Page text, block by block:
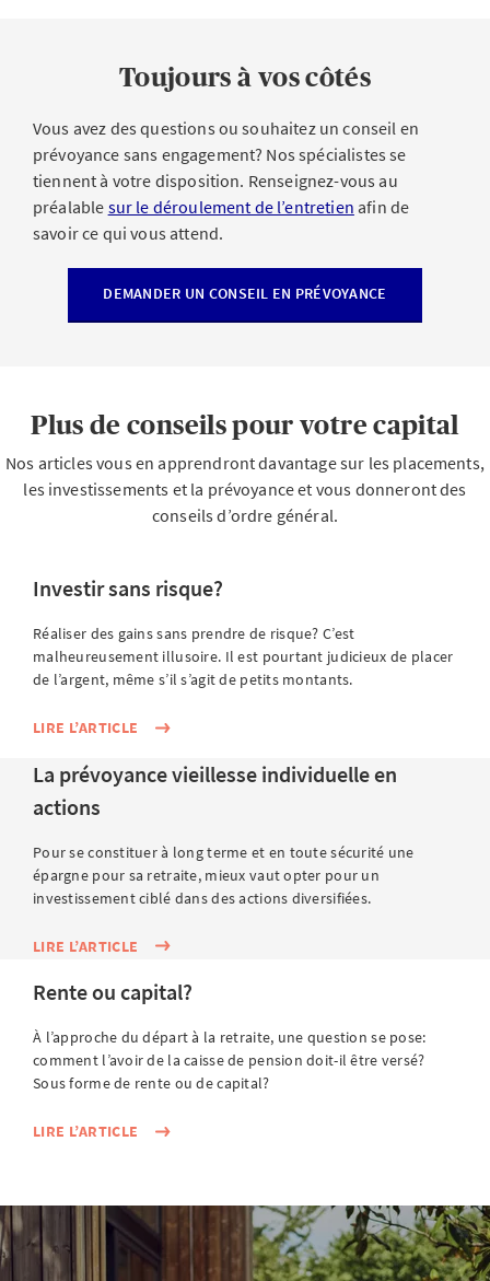
Débuter dans les placements financiers n’est pas
forcément compliqué ni coûteux. Depetits montants et
quelques connaissances de basesuffisent pour se
lancer. Vous trouverez également les principales
informations dansnotre guide.
d’une réserve financière, idéalementde trois à six
mois de salaire. Cette réserve doit être placée sur un
compte d’épargne, où elle sera disponible à tout
moment, par exemple en cas de perte d’emploi, de
Déterminez honnêtement combien il vous reste
chaque mois. De simples calculateurs ou des
applications de gestion du budget vous y aideront.
Important: n’investissez que ce dont vous pouvez
niveau de stress en cas de fluctuations de cours.
Commencer simplement
Rien ne vous oblige à démarrer avec des actions
individuelles ou des produits spéculatifs. Les plans
d’épargne ETF, les fonds de placement mixtes ou les
solutions de prévoyance standardiséesconviennent
parfaitement aux novices. Ils offrent unelarge
traitement automatisé.
Recourir à un conseil indépendant
par des spécialistes chevronnés, par exemple
concernant l’horizon de placement, la propension au
risque et les aspects fiscaux. Un conseil sérieux est
axé sur vos objectifs, pas sur la vente d’un produit.
par exemple CHF 100 par mois, au lieu d’attendre le
moment «parfait». Vous évitez ainsi des reports inutiles
et profitez de ce que l’on appellel’effet du coût moyen
Toujours à vos côtés
Vous avez des questions ou souhaitez un conseil en
prévoyance sans engagement? Nos spécialistes se
tiennent à votre disposition. Renseignez-vous au
préalable sur le déroulement de l’entretien afin de
savoir ce qui vous attend.
DEMANDER UN CONSEIL EN PRÉVOYANCE
Plus de conseils pour votre capital
Nos articles vous en apprendront davantage sur les placements,
les investissements et la prévoyance et vous donneront des
conseils d’ordre général.
Investir sans risque?
Réaliser des gains sans prendre de risque? C’est
malheureusement illusoire. Il est pourtant judicieux de placer
de l’argent, même s’il s’agit de petits montants.
LIRE L’ARTICLE
La prévoyance vieillesse individuelle en
actions
Pour se constituer à long terme et en toute sécurité une
épargne pour sa retraite, mieux vaut opter pour un
investissement ciblé dans des actions diversifiées.
LIRE L’ARTICLE
Rente ou capital?
À l’approche du départ à la retraite, une question se pose:
comment l’avoir de la caisse de pension doit-il être versé?
Sous forme de rente ou de capital?
LIRE L’ARTICLE